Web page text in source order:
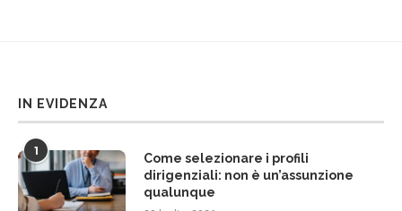
IN EVIDENZA
1
Come selezionare i profili
dirigenziali: non è un’assunzione
qualunque